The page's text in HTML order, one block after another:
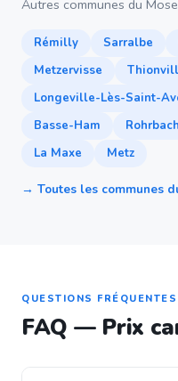
Autres communes du
Rémilly Sarralbe
Metzervisse
Longeville-Lès-Saint-
Basse-Ham
La Maxe
Metz
→ Toutes les communes
QUESTIONS FRÉQUENTES
FAQ — Prix